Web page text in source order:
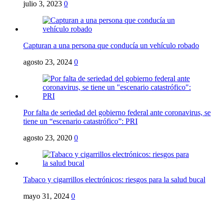
julio 3, 2023 0
Capturan a una persona que conducía un vehículo robado
agosto 23, 2024 0
Por falta de seriedad del gobierno federal ante coronavirus, se
tiene un “escenario catastrófico”: PRI
agosto 23, 2020 0
Tabaco y cigarrillos electrónicos: riesgos para la salud bucal
mayo 31, 2024 0